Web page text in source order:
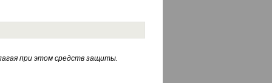
при этом средств защиты.